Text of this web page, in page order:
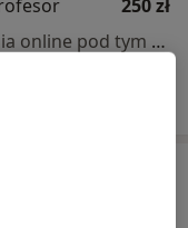
250 zł
Specjalista nie oferuje umawiania online pod tym adresem.